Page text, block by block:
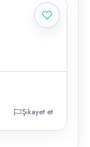
Şikayet et